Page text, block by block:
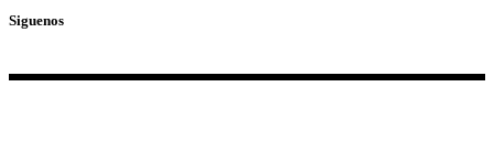
Siguenos